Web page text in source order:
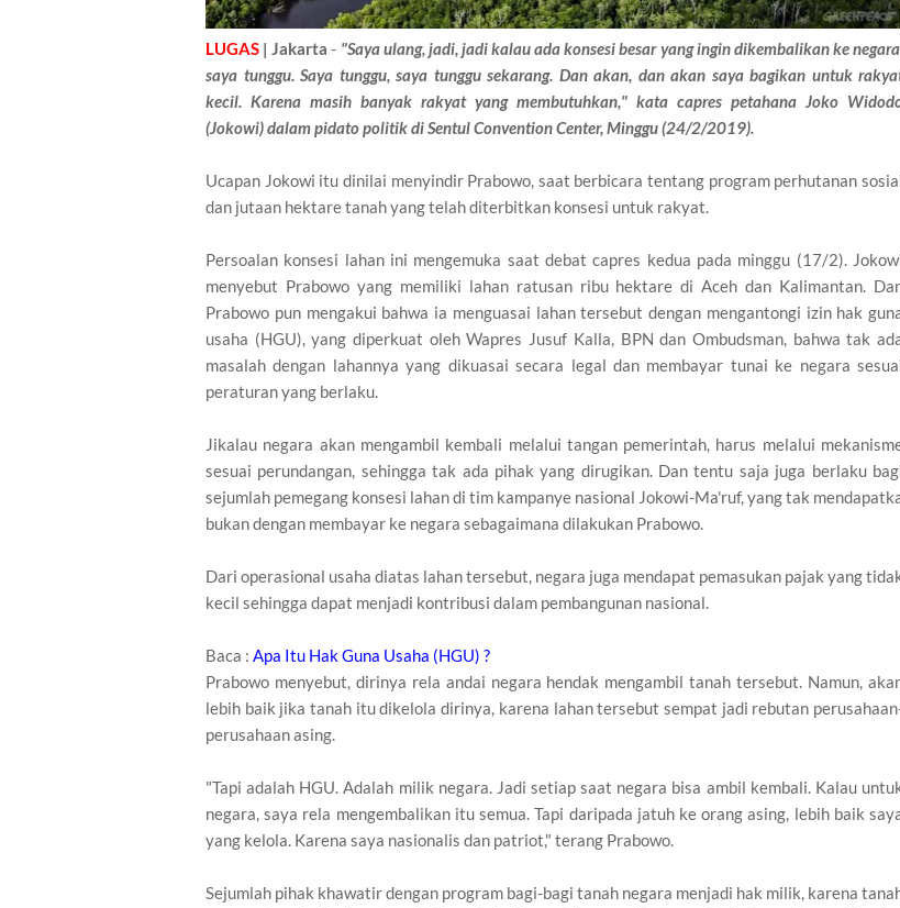
LUGAS | Jakarta - "Saya ulang, jadi, jadi kalau ada konsesi besar yang ingin dikembalikan ke
saya tunggu. Saya tunggu, saya tunggu sekarang. Dan akan, dan akan saya bagikan untuk
kecil. Karena masih banyak rakyat yang membutuhkan," kata capres petahana Joko
(Jokowi) dalam pidato politik di Sentul Convention Center, Minggu (24/2/2019).
Ucapan Jokowi itu dinilai menyindir Prabowo, saat berbicara tentang program perhutanan
dan jutaan hektare tanah yang telah diterbitkan konsesi untuk rakyat.
Persoalan konsesi lahan ini mengemuka saat debat capres kedua pada minggu (17/2).
menyebut Prabowo yang memiliki lahan ratusan ribu hektare di Aceh dan Kalimantan.
Prabowo pun mengakui bahwa ia menguasai lahan tersebut dengan mengantongi izin hak
usaha (HGU), yang diperkuat oleh Wapres Jusuf Kalla, BPN dan Ombudsman, bahwa tak
masalah dengan lahannya yang dikuasai secara legal dan membayar tunai ke negara
peraturan yang berlaku.
Jikalau negara akan mengambil kembali melalui tangan pemerintah, harus melalui
sesuai perundangan, sehingga tak ada pihak yang dirugikan. Dan tentu saja juga berlaku
sejumlah pemegang konsesi lahan di tim kampanye nasional Jokowi-Ma'ruf, yang tak
bukan dengan membayar ke negara sebagaimana dilakukan Prabowo.
Dari operasional usaha diatas lahan tersebut, negara juga mendapat pemasukan pajak yang
kecil sehingga dapat menjadi kontribusi dalam pembangunan nasional.
Baca : Apa Itu Hak Guna Usaha (HGU) ?
Prabowo menyebut, dirinya rela andai negara hendak mengambil tanah tersebut. Namun,
lebih baik jika tanah itu dikelola dirinya, karena lahan tersebut sempat jadi rebutan
perusahaan asing.
"Tapi adalah HGU. Adalah milik negara. Jadi setiap saat negara bisa ambil kembali. Kalau
negara, saya rela mengembalikan itu semua. Tapi daripada jatuh ke orang asing, lebih baik
yang kelola. Karena saya nasionalis dan patriot," terang Prabowo.
Sejumlah pihak khawatir dengan program bagi-bagi tanah negara menjadi hak milik, karena